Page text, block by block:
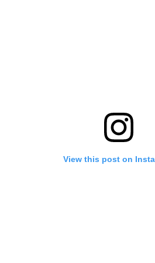
View this post on